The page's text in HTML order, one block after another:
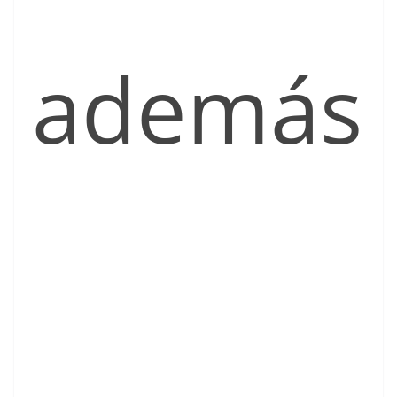
además